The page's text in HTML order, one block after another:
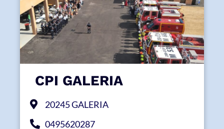
CPI GALERIA
20245 GALERIA
0495620287